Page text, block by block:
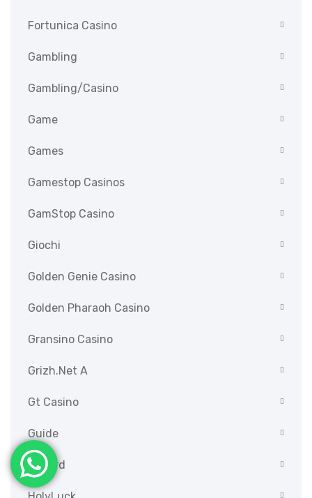
Fortunica Casino
Gambling
Gambling/casino
Game
Games
Gamestop Casinos
GamStop Casino
Giochi
Golden Genie Casino
Golden Pharaoh Casino
Gransino Casino
Grizh.net A
Gt Casino
Guide
Hazard